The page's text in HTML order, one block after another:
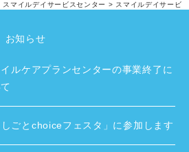
スマイルデイサービスセンター > スマイルデイサービ
お知らせ
イルケアプランセンターの事業終了に
しごとchoiceフェスタ」に参加します